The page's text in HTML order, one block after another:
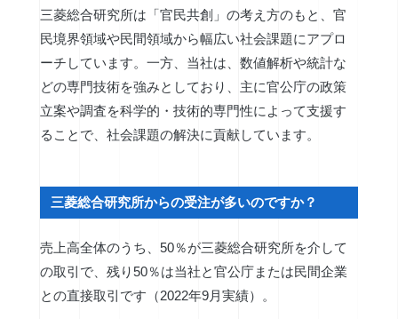
三菱総合研究所は「官民共創」の考え方のもと、官
民境界領域や民間領域から幅広い社会課題にアプロ
ーチしています。一方、当社は、数値解析や統計な
どの専門技術を強みとしており、主に官公庁の政策
立案や調査を科学的・技術的専門性によって支援す
ることで、社会課題の解決に貢献しています。
三菱総合研究所からの受注が多いのですか？
売上高全体のうち、50％が三菱総合研究所を介して
の取引で、残り50％は当社と官公庁または民間企業
との直接取引です（2022年9月実績）。